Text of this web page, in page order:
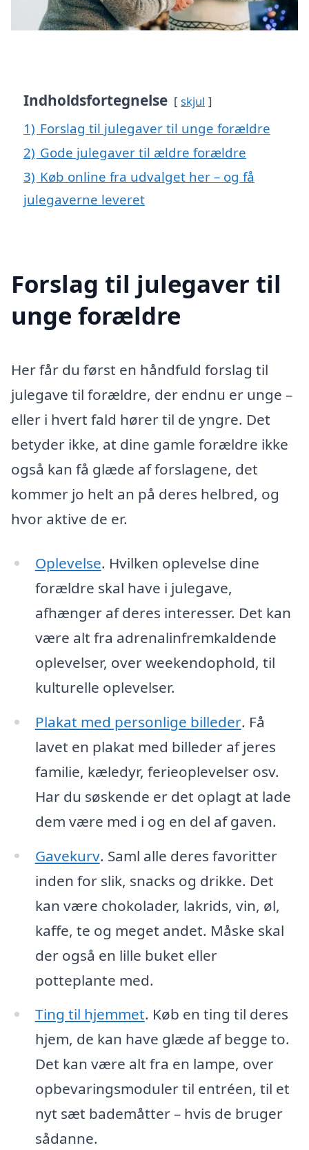
Indholdsfortegnelse skjul
1) Forslag til julegaver til unge forældre
2) Gode julegaver til ældre forældre
3) Køb online fra udvalget her – og få
julegaverne leveret
Forslag til julegaver til
unge forældre
Her får du først en håndfuld forslag til
julegave til forældre, der endnu er unge –
eller i hvert fald hører til de yngre. Det
betyder ikke, at dine gamle forældre ikke
også kan få glæde af forslagene, det
kommer jo helt an på deres helbred, og
hvor aktive de er.
Oplevelse. Hvilken oplevelse dine
forældre skal have i julegave,
afhænger af deres interesser. Det kan
være alt fra adrenalinfremkaldende
oplevelser, over weekendophold, til
kulturelle oplevelser.
Plakat med personlige billeder. Få
lavet en plakat med billeder af jeres
familie, kæledyr, ferieoplevelser osv.
Har du søskende er det oplagt at lade
dem være med i og en del af gaven.
Gavekurv. Saml alle deres favoritter
inden for slik, snacks og drikke. Det
kan være chokolader, lakrids, vin, øl,
kaffe, te og meget andet. Måske skal
der også en lille buket eller
potteplante med.
Ting til hjemmet. Køb en ting til deres
hjem, de kan have glæde af begge to.
Det kan være alt fra en lampe, over
opbevaringsmoduler til entréen, til et
nyt sæt bademåtter – hvis de bruger
sådanne.